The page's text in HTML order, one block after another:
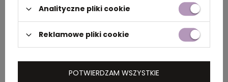
Podkładka do pisania z Kabel 3 w 1 z podświetlanym
obudowie, beżowy EG061213
cena
28,94 złnetto/ szt.
Analityczne pliki cookie
Reklamowe pliki cookie
POTWIERDZAM WSZYSTKIE